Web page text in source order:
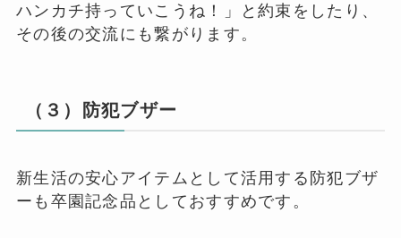
ハンカチ持っていこうね！」と約束をしたり、
その後の交流にも繋がります。
（３）防犯ブザー
新生活の安心アイテムとして活用する防犯ブザ
ーも卒園記念品としておすすめです。